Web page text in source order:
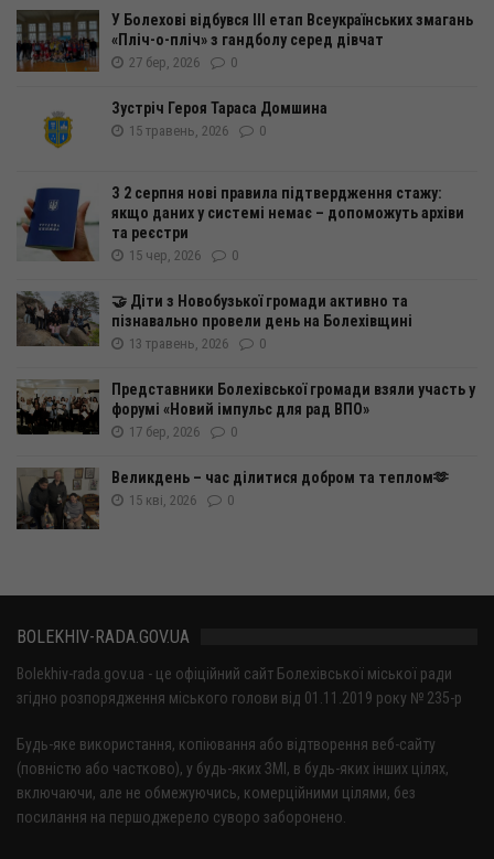
У Болехові відбувся ІІІ етап Всеукраїнських змагань
«Пліч-о-пліч» з гандболу серед дівчат
27 бер, 2026 0
Зустріч Героя Тараса Домшина
15 травень, 2026 0
З 2 серпня нові правила підтвердження стажу:
якщо даних у системі немає – допоможуть архіви
та реєстри
15 чер, 2026 0
🤝 Діти з Новобузької громади активно та
пізнавально провели день на Болехівщині
13 травень, 2026 0
Представники Болехівської громади взяли участь у
форумі «Новий імпульс для рад ВПО»
17 бер, 2026 0
Великдень – час ділитися добром та теплом🫶
15 кві, 2026 0
BOLEKHIV-RADA.GOV.UA
Bolekhiv-rada.gov.ua - це офіційний сайт Болехівської міської ради
згідно розпорядження міського голови від 01.11.2019 року № 235-р
Будь-яке використання, копіювання або відтворення веб-сайту
(повністю або частково), у будь-яких ЗМІ, в будь-яких інших цілях,
включаючи, але не обмежуючись, комерційними цілями, без
посилання на першоджерело суворо заборонено.